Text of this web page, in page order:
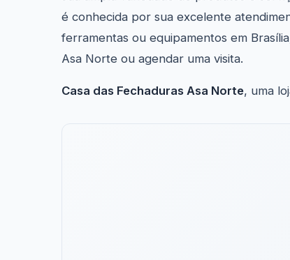
é conhecida por sua excelente
ferramentas ou equipamentos em
Asa Norte ou agendar uma visita.
Casa das Fechaduras Asa Norte, uma